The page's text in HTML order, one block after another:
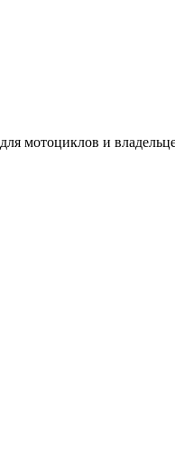
мотоциклов и